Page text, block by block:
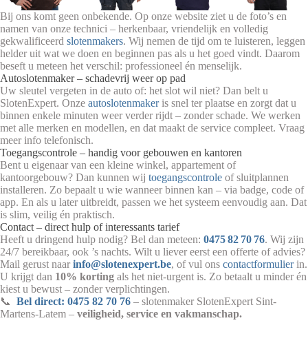
Bij ons komt geen onbekende. Op onze website ziet u de foto’s en
namen van onze technici – herkenbaar, vriendelijk en volledig
gekwalificeerd slotenmakers. Wij nemen de tijd om te luisteren, leggen
helder uit wat we doen en beginnen pas als u het goed vindt. Daarom
beseft u meteen het verschil: professioneel én menselijk.
Autoslotenmaker – schadevrij weer op pad
Uw sleutel vergeten in de auto of: het slot wil niet? Dan belt u
SlotenExpert. Onze autoslotenmakeris snel ter plaatse en zorgt dat u
binnen enkele minuten weer verder rijdt – zonder schade. We werken
met alle merken en modellen, en dat maakt de service compleet. Vraag
meer info telefonisch.
Toegangscontrole – handig voor gebouwen en kantoren
Bent u eigenaar van een kleine winkel, appartement of
kantoorgebouw? Dan kunnen wij toegangscontrole of sluitplannen
installeren. Zo bepaalt u wie wanneer binnen kan – via badge, code of
app. En als u later uitbreidt, passen we het systeem eenvoudig aan. Dat
is slim, veilig én praktisch.
Contact – direct hulp of interessants tarief
Heeft u dringend hulp nodig? Bel dan meteen: 0475 82 70 76. Wij zijn
24/7 bereikbaar, ook ’s nachts. Wilt u liever eerst een offerte of advies?
Mail gerust naar info@slotenexpert.be, of vul ons contactformulierin.
U krijgt dan 10% korting als het niet-urgent is. Zo betaalt u minder én
kiest u bewust – zonder verplichtingen.
📞 Bel direct: 0475 82 70 76 – slotenmaker SlotenExpert Sint-
Martens-Latem – veiligheid, service en vakmanschap.